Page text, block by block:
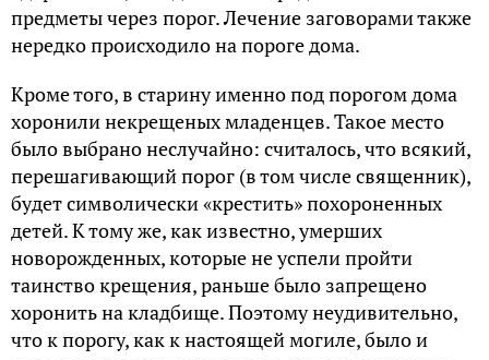
предметы через порог. Лечение заговорами также
нередко происходило на пороге дома.
Кроме того, в старину именно под порогом дома
хоронили некрещеных младенцев. Такое место
было выбрано неслучайно: считалось, что всякий,
перешагивающий порог (в том числе священник),
будет символически «крестить» похороненных
детей. К тому же, как известно, умерших
новорожденных, которые не успели пройти
таинство крещения, раньше было запрещено
хоронить на кладбище. Поэтому неудивительно,
что к порогу, как к настоящей могиле, было и